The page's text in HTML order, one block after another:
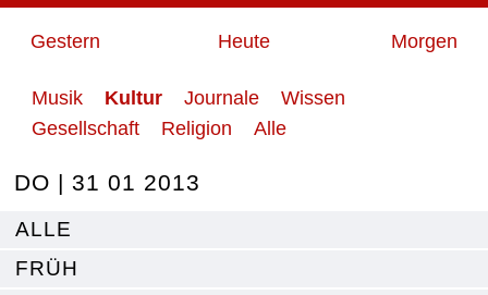
Gestern Heute Morgen
Musik Kultur Journale
Wissen
Gesellschaft
Religion Alle
DO | 31 01 2013
ALLE
FRÜH